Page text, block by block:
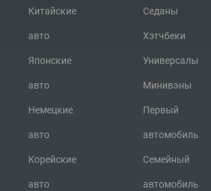
Китайские
авто
Японские
авто
Немецкие
авто
Корейские
авто
Седаны
Хэтчбеки
Универсалы
Минивэны
Первый
автомобиль
Семейный
автомобиль